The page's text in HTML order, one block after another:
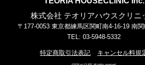
株式会社 テオリアハウスクリニ
〒177-0053 東京都練馬区関町南4-16-19 南
TEL: 03-5948-5332
特定商取引法表記 キャンセル料規